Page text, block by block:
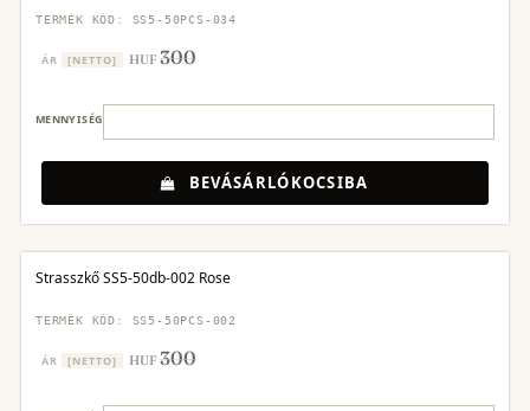
TERMÉK KÓD: SS5-50PCS-034
ÁR [NETTO] HUF300
MENNYISÉG
BEVÁSÁRLÓKOCSIBA
Strasszkő SS5-50db-002 Rose
TERMÉK KÓD: SS5-50PCS-002
ÁR [NETTO] HUF300